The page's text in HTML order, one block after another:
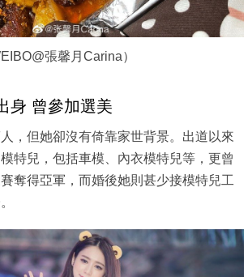
張馨月Carina）
身 曾參加選美
，但她卻沒有倚靠家世背景。出道以來
特兒，包括車模、內衣模特兒等，更曾
奪得亞軍，而婚後她則甚少接模特兒工